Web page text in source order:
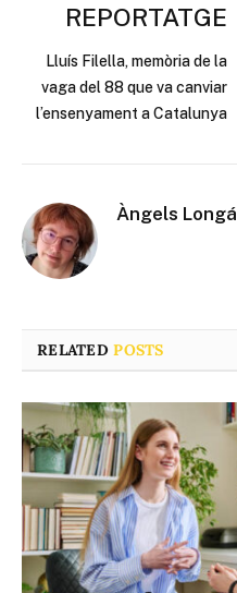
REPORTATGE
Lluís Filella, memòria de la
vaga del 88 que va canviar
l’ensenyament a Catalunya
Àngels
RELATEDPOSTS